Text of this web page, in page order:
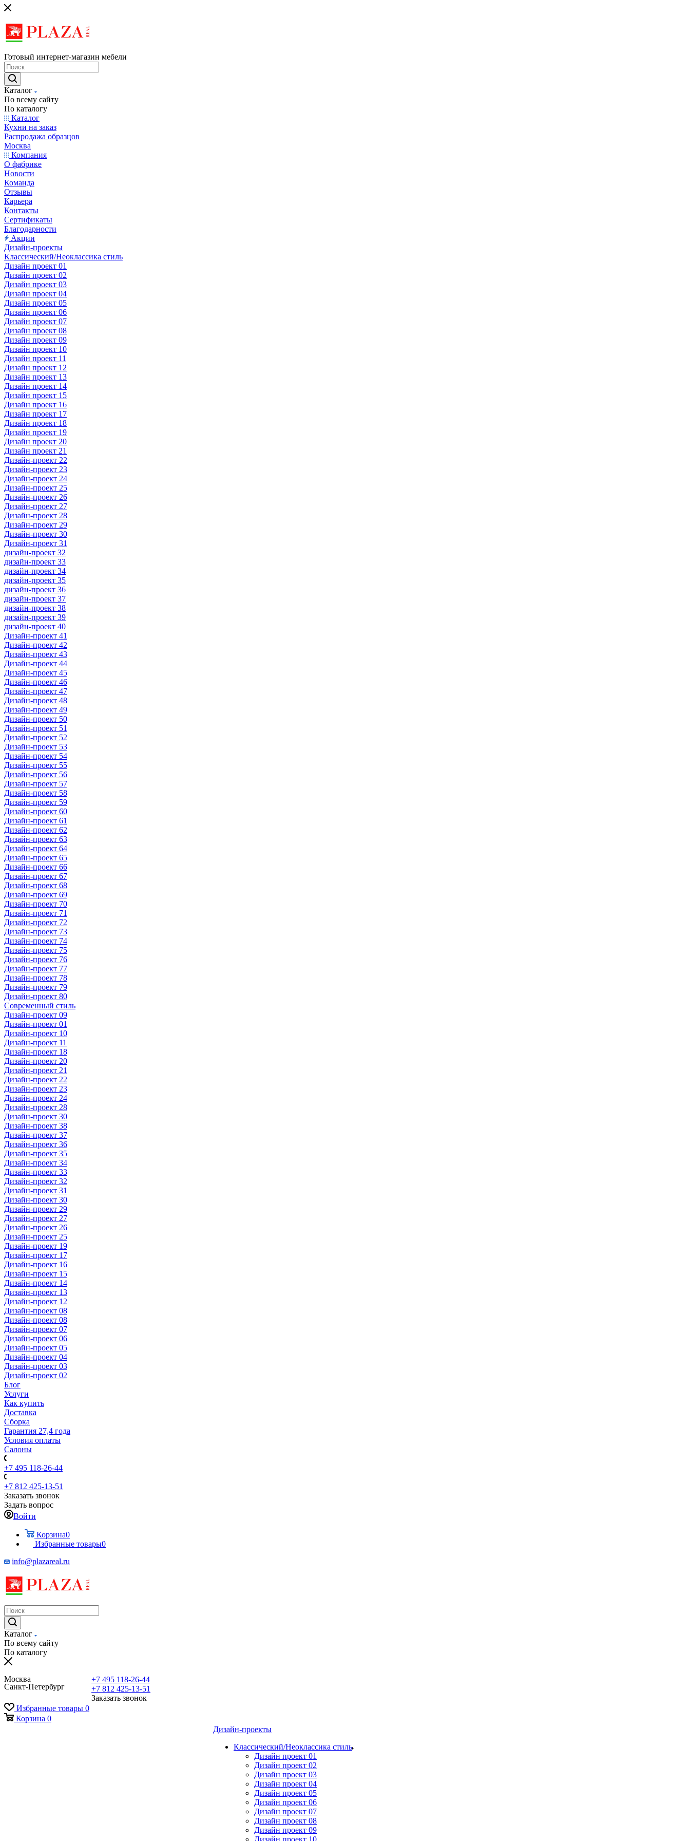
Готовый интернет-магазин мебели
Каталог
По всему сайту
По каталогу
Каталог
Кухни на заказ
Распродажа образцов
Москва
Компания
О фабрике
Новости
Команда
Отзывы
Карьера
Контакты
Сертификаты
Благодарности
Акции
Дизайн-проекты
Классический/Неоклассика стиль
Дизайн проект 01
Дизайн проект 02
Дизайн проект 03
Дизайн проект 04
Дизайн проект 05
Дизайн проект 06
Дизайн проект 07
Дизайн проект 08
Дизайн проект 09
Дизайн проект 10
Дизайн проект 11
Дизайн проект 12
Дизайн проект 13
Дизайн проект 14
Дизайн проект 15
Дизайн проект 16
Дизайн проект 17
Дизайн проект 18
Дизайн проект 19
Дизайн проект 20
Дизайн проект 21
Дизайн-проект 22
Дизайн-проект 23
Дизайн-проект 24
Дизайн-проект 25
Дизайн-проект 26
Дизайн-проект 27
Дизайн-проект 28
Дизайн-проект 29
Дизайн-проект 30
Дизайн-проект 31
дизайн-проект 32
дизайн-проект 33
дизайн-проект 34
дизайн-проект 35
дизайн-проект 36
дизайн-проект 37
дизайн-проект 38
дизайн-проект 39
дизайн-проект 40
Дизайн-проект 41
Дизайн-проект 42
Дизайн-проект 43
Дизайн-проект 44
Дизайн-проект 45
Дизайн-проект 46
Дизайн-проект 47
Дизайн-проект 48
Дизайн-проект 49
Дизайн-проект 50
Дизайн-проект 51
Дизайн-проект 52
Дизайн-проект 53
Дизайн-проект 54
Дизайн-проект 55
Дизайн-проект 56
Дизайн-проект 57
Дизайн-проект 58
Дизайн-проект 59
Дизайн-проект 60
Дизайн-проект 61
Дизайн-проект 62
Дизайн-проект 63
Дизайн-проект 64
Дизайн-проект 65
Дизайн-проект 66
Дизайн-проект 67
Дизайн-проект 68
Дизайн-проект 69
Дизайн-проект 70
Дизайн-проект 71
Дизайн-проект 72
Дизайн-проект 73
Дизайн-проект 74
Дизайн-проект 75
Дизайн-проект 76
Дизайн-проект 77
Дизайн-проект 78
Дизайн-проект 79
Дизайн-проект 80
Современный стиль
Дизайн-проект 09
Дизайн-проект 01
Дизайн-проект 10
Дизайн-проект 11
Дизайн-проект 18
Дизайн-проект 20
Дизайн-проект 21
Дизайн-проект 22
Дизайн-проект 23
Дизайн-проект 24
Дизайн-проект 28
Дизайн-проект 30
Дизайн-проект 38
Дизайн-проект 37
Дизайн-проект 36
Дизайн-проект 35
Дизайн-проект 34
Дизайн-проект 33
Дизайн-проект 32
Дизайн-проект 31
Дизайн-проект 30
Дизайн-проект 29
Дизайн-проект 27
Дизайн-проект 26
Дизайн-проект 25
Дизайн-проект 19
Дизайн-проект 17
Дизайн-проект 16
Дизайн-проект 15
Дизайн-проект 14
Дизайн-проект 13
Дизайн-проект 12
Дизайн-проект 08
Дизайн-проект 08
Дизайн-проект 07
Дизайн-проект 06
Дизайн-проект 05
Дизайн-проект 04
Дизайн-проект 03
Дизайн-проект 02
Блог
Услуги
Как купить
Доставка
Сборка
Гарантия 27,4 года
Условия оплаты
Салоны
+7 495 118-26-44
+7 812 425-13-51
Заказать звонок
Задать вопрос
Войти
Корзина0
Избранные товары0
info@plazareal.ru
Каталог
По всему сайту
По каталогу
Москва
Санкт-Петербург
+7 495 118-26-44
+7 812 425-13-51
Заказать звонок
Избранные товары 0
Корзина 0
Дизайн-проекты
Классический/Неоклассика стиль
Дизайн проект 01
Дизайн проект 02
Дизайн проект 03
Дизайн проект 04
Дизайн проект 05
Дизайн проект 06
Дизайн проект 07
Дизайн проект 08
Дизайн проект 09
Дизайн проект 10